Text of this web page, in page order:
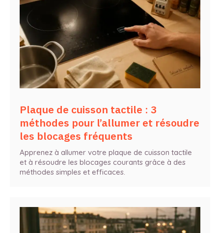
Plaque de cuisson tactile : 3
méthodes pour l’allumer et résoudre
les blocages fréquents
Apprenez à allumer votre plaque de cuisson tactile
et à résoudre les blocages courants grâce à des
méthodes simples et efficaces.